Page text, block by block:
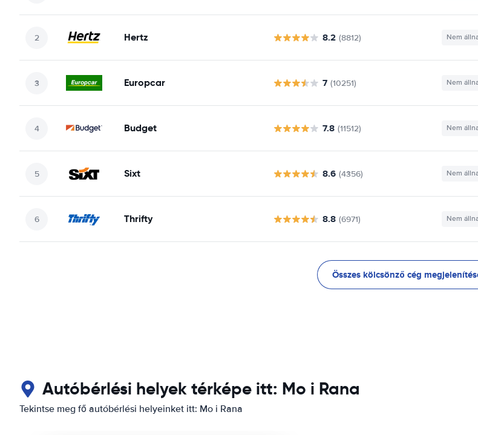
Hertz 8.2 (8812) Nem
Europcar 7 (10251) Nem
Budget 7.8 (11512) Nem
Sixt 8.6 (4356) Nem
Thrifty 8.8 (6971) Nem
Összes kölcsönző cég
Autóbérlési helyek térképe itt: Mo i Rana
Tekintse meg fő autóbérlési helyeinket itt: Mo i Rana